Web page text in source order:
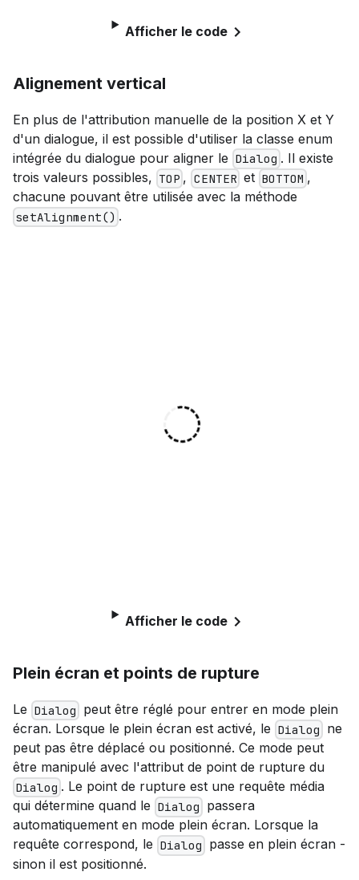
Afficher le code
Alignement vertical
En plus de l'attribution manuelle de la position X et Y
d'un dialogue, il est possible d'utiliser la classe enum
intégrée du dialogue pour aligner le Dialog . Il existe
trois valeurs possibles, TOP ,CENTERet BOTTOM ,
chacune pouvant être utilisée avec la méthode
setAlignment() .
Afficher le code
Plein écran et points de rupture
Le Dialog peut être réglé pour entrer en mode plein
écran. Lorsque le plein écran est activé, le Dialog ne
peut pas être déplacé ou positionné. Ce mode peut
être manipulé avec l'attribut de point de rupture du
Dialog . Le point de rupture est une requête média
qui détermine quand le Dialog passera
automatiquement en mode plein écran. Lorsque la
requête correspond, le Dialog passe en plein écran -
sinon il est positionné.